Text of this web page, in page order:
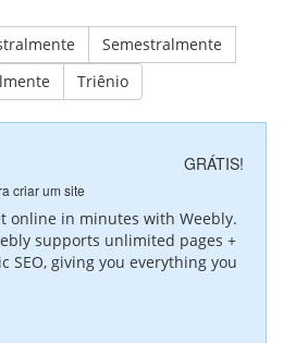
Semestralmente
Triênio
GRÁTIS!
criar um site
online in minutes with Weebly.
supports unlimited pages +
SEO, giving you everything you